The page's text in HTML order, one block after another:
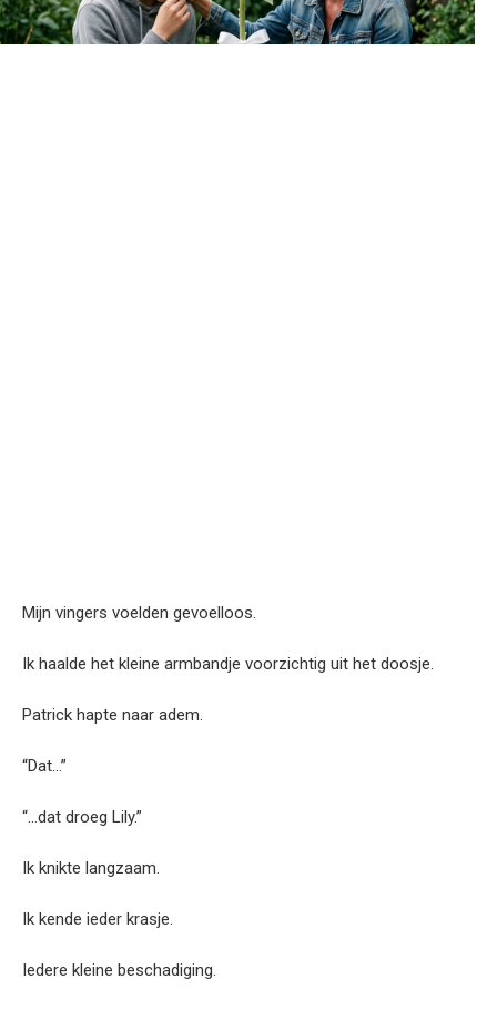
Mijn vingers voelden gevoelloos.
Ik haalde het kleine armbandje voorzichtig uit het doosje.
Patrick hapte naar adem.
“Dat…”
“…dat droeg Lily.”
Ik knikte langzaam.
Ik kende ieder krasje.
Iedere kleine beschadiging.